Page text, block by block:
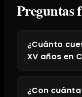
Preguntas
¿Cuánto
XV años en
¿Con